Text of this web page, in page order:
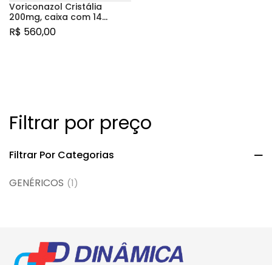
Filtrar por preço
Filtrar Por Categorias
GENÉRICOS (1)
Voriconazol Cristália
200mg, caixa com 14
comprimidos revestidos
R$ 560,00